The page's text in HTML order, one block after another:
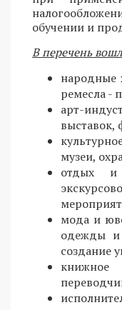
обучении и
В перечень
народные
ремесла -
арт-
музеи,
отдых
мода и
одежды и
создание